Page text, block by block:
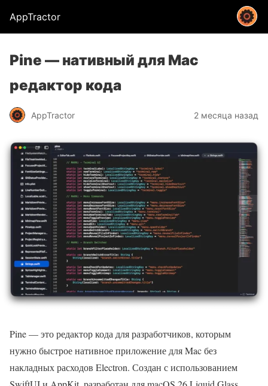
AppTractor
Pine — нативный для Mac
редактор кода
AppTractor 2 месяца назад
Pine — это редактор кода для разработчиков, которым
нужно быстрое нативное приложение для Mac без
накладных расходов Electron. Создан с использованием